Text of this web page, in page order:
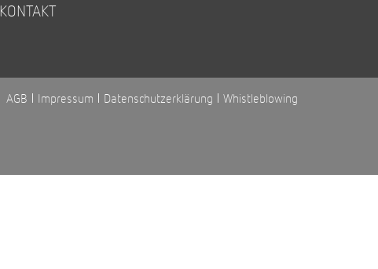
KONTAKT
AGB Impressum Datenschutzerklärung Whistleblowing